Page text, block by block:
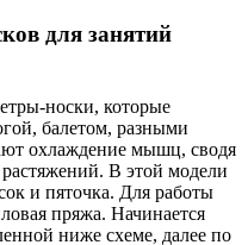
для занятий
носки, которые
балетом, разными
охлаждение мышц, сводя
В этой модели
и пяточка. Для работы
пряжа. Начинается
ниже схеме, далее по